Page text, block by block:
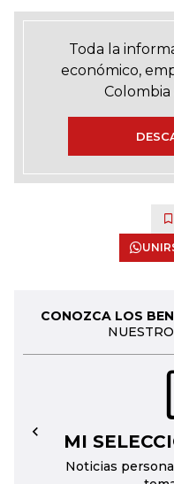
Toda la
económico,
CONOZCA LOS
MI
Noticias
←